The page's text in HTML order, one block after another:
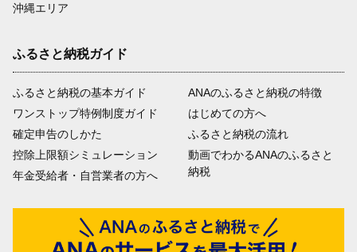
沖縄エリア
ふるさと納税ガイド
ふるさと納税の基本ガイド
ワンストップ特例制度ガイド
確定申告のしかた
控除上限額シミュレーション
年金受給者・自営業者の方へ
ANAのふるさと納税の特徴
はじめての方へ
ふるさと納税の流れ
動画でわかるANAのふるさと
納税